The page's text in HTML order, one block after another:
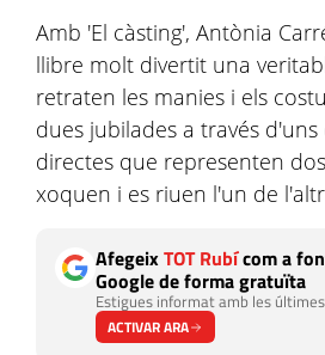
Amb 'El càsting', Antònia
llibre molt divertit una
retraten les manies i els
dues jubilades a través d'uns
directes que representen
xoquen i es riuen l'un de
AfegeixTOT Rubícom a
Google de forma gratuïta
Estigues informat amb les
ACTIVAR ARA